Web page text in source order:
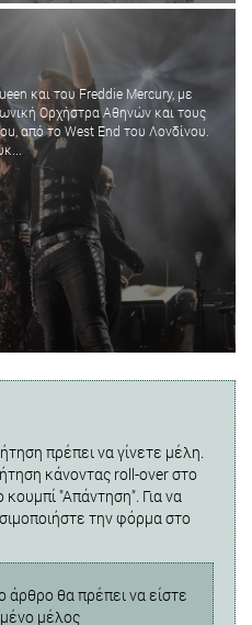
και του Freddie Mercury, με
Ορχήστρα Αθηνών και τους
από το West End του Λονδίνου.
πρέπει να γίνετε μέλη.
κάνοντας roll-over στο
"Απάντηση". Για να
την φόρμα στο
άρθρο θα πρέπει να είστε
μέλος